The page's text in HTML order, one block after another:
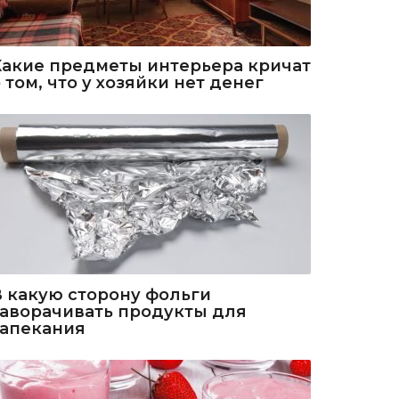
предметы интерьера кричат
том, что у хозяйки нет денег
какую сторону фольги
продукты для